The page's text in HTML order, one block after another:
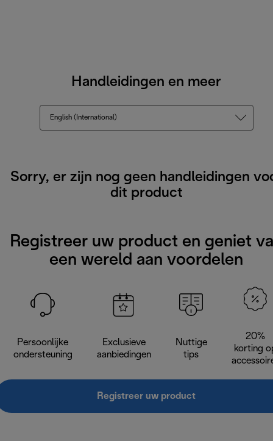
Handleidingen en meer
English (International)
Sorry, er zijn nog geen handleidingen
dit product
Registreer uw product en geniet
een wereld aan voordelen
Persoonlijke
ondersteuning
Exclusieve
aanbiedingen
Nuttige
tips
20%
korting
Registreer uw product